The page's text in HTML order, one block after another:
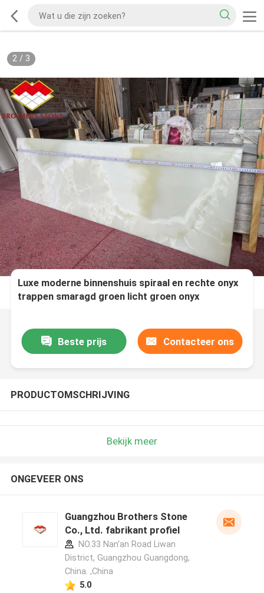
2/ 3
Luxe moderne binnenshuis spiraal en rechte onyx
trappen smaragd groen licht groen onyx
Beste prijs
Contacteer ons
PRODUCTOMSCHRIJVING
Bekijk meer
ONGEVEER ONS
Guangzhou Brothers Stone
Co., Ltd. fabrikant profiel
NO.33 Nan'an Road Liwan
District, Guangzhou Guangdong,
China. ,China
5.0